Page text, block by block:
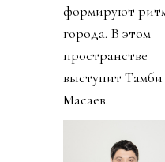
формируют
города. В этом
пространстве
выступит Тамби
Масаев.